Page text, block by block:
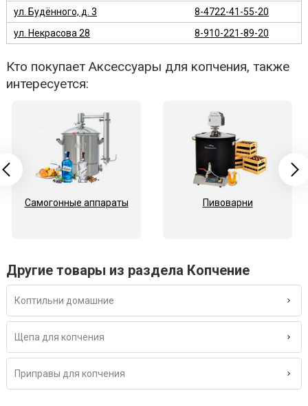
ул. Будённого, д. 3
8-4722-41-55-20
ул. Некрасова 28
8-910-221-89-20
Кто покупает Аксессуары для копчения, также
интересуется:
Самогонные аппараты Пивоварни
Другие товары из раздела Копчение
Коптильни домашние
Щепа для копчения
Приправы для копчения